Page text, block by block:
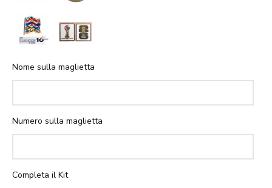
Nome sulla maglietta
Numero sulla maglietta
Completa il Kit